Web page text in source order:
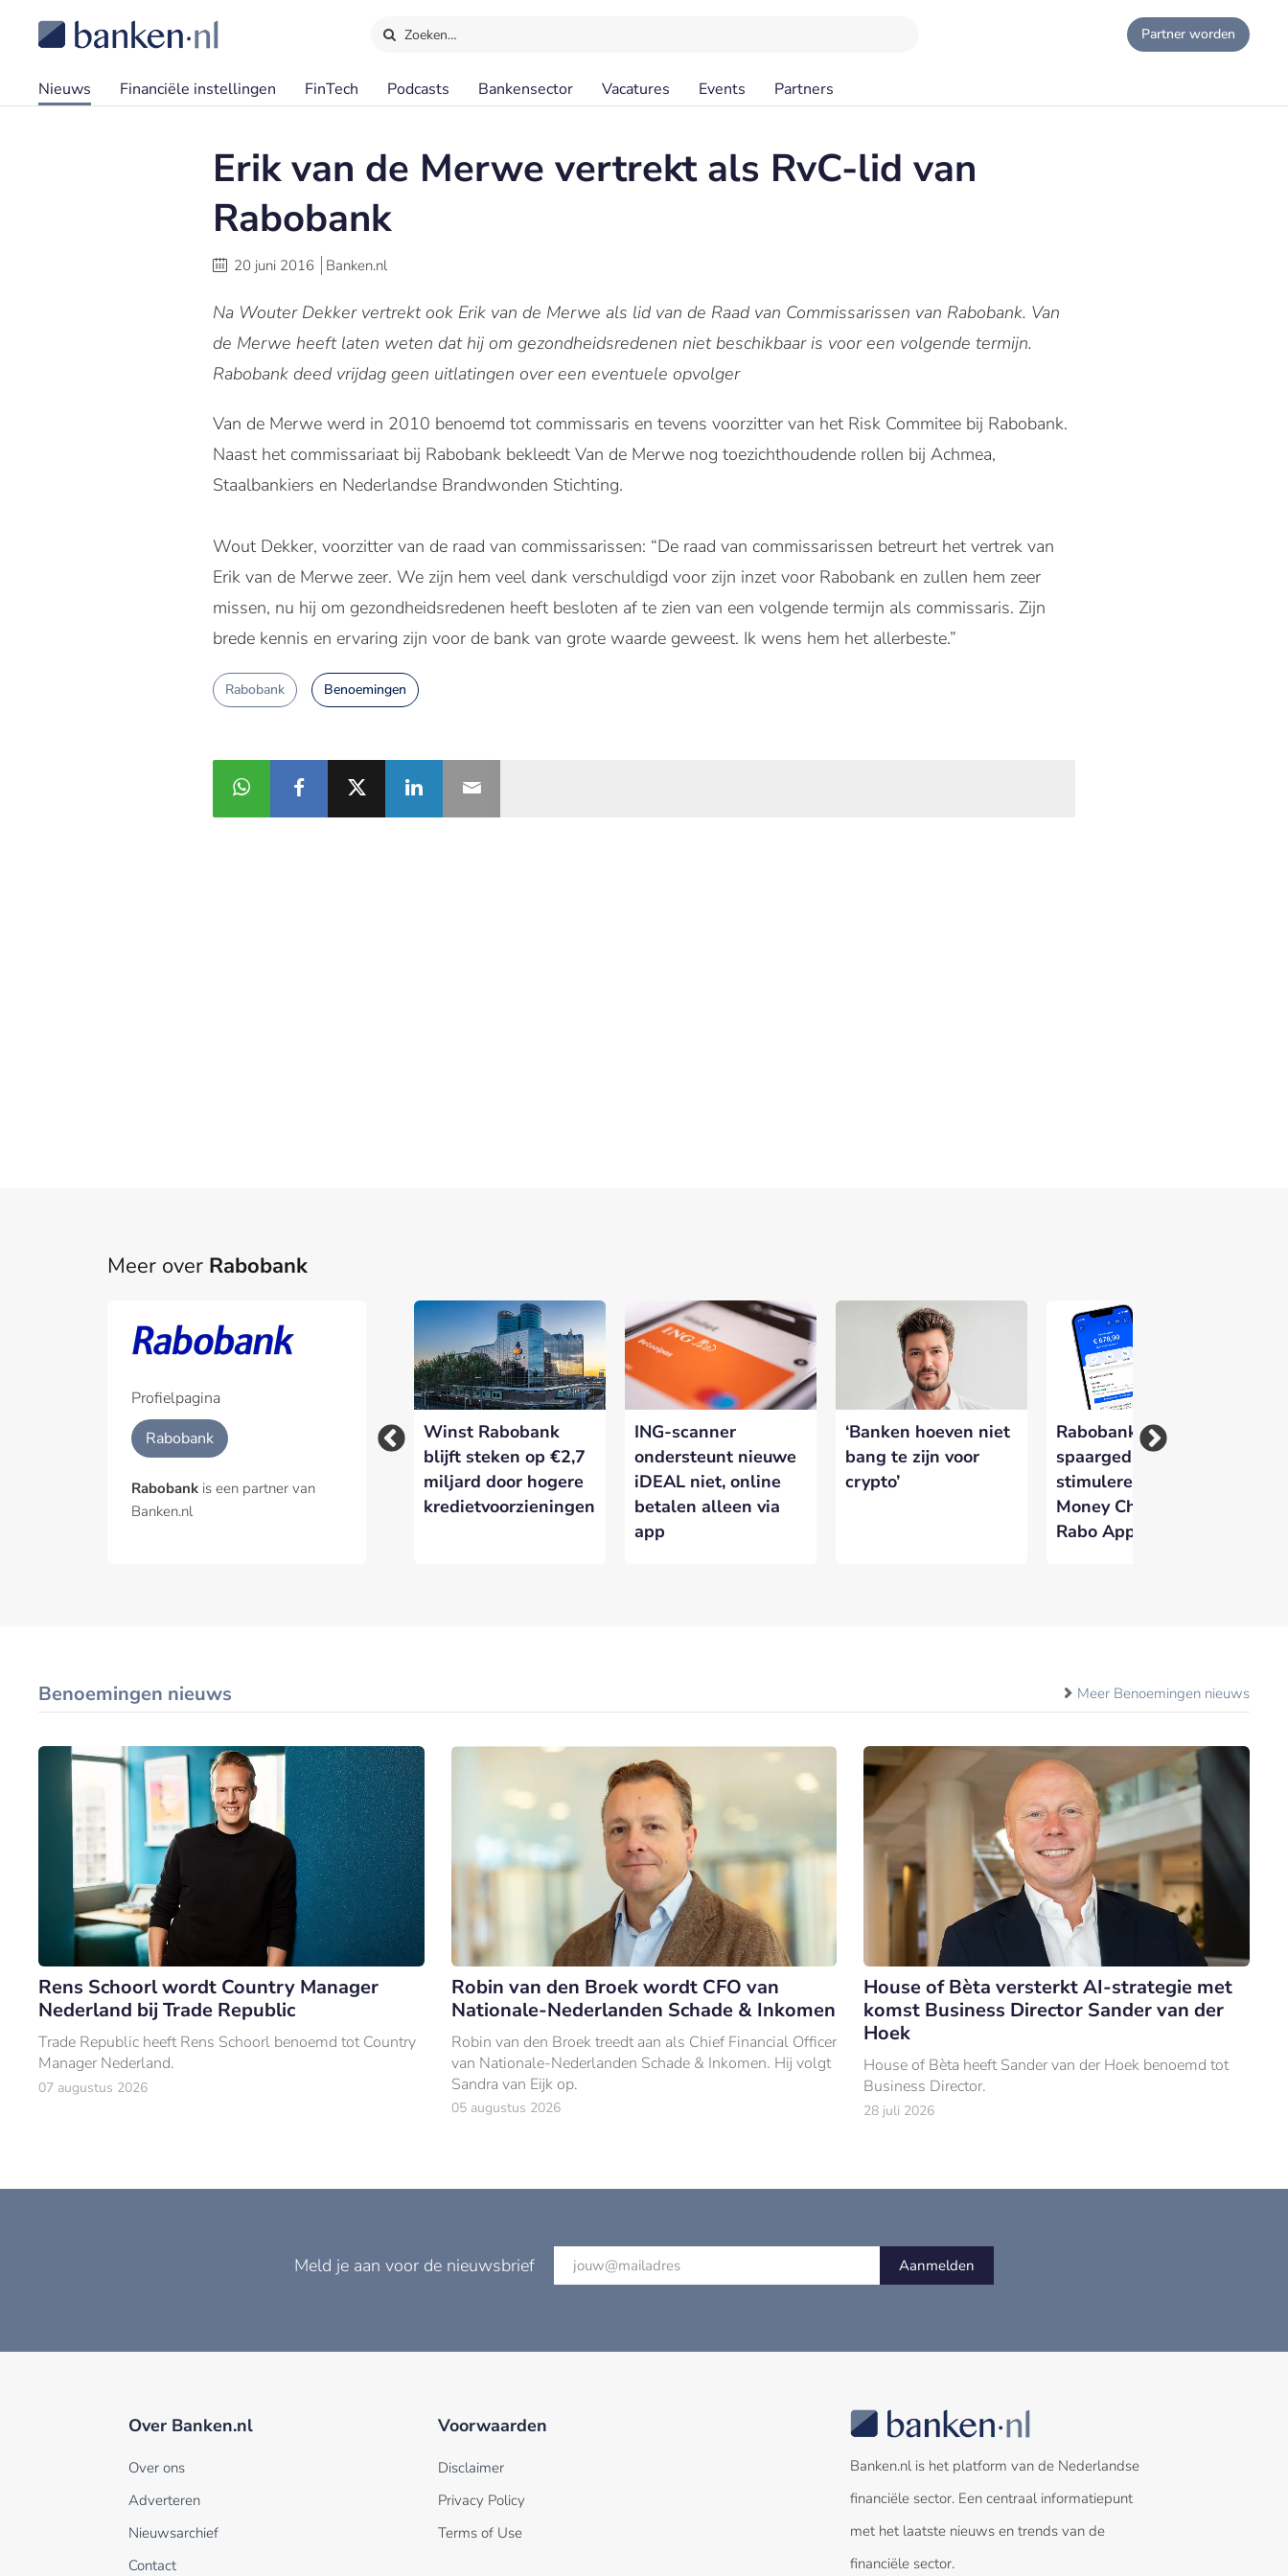
Zoeken… Partner worden
Nieuws Financiële instellingen FinTech Podcasts Bankensector Vacatures Events Partners
Erik van de Merwe vertrekt als RvC-lid van
Rabobank
20 juni 2016 Banken.nl
Na Wouter Dekker vertrekt ook Erik van de Merwe als lid van de Raad van Commissarissen van Rabobank. Van
de Merwe heeft laten weten dat hij om gezondheidsredenen niet beschikbaar is voor een volgende termijn.
Rabobank deed vrijdag geen uitlatingen over een eventuele opvolger
Van de Merwe werd in 2010 benoemd tot commissaris en tevens voorzitter van het Risk Commitee bij Rabobank.
Naast het commissariaat bij Rabobank bekleedt Van de Merwe nog toezichthoudende rollen bij Achmea,
Staalbankiers en Nederlandse Brandwonden Stichting.
Wout Dekker, voorzitter van de raad van commissarissen: “De raad van commissarissen betreurt het vertrek van
Erik van de Merwe zeer. We zijn hem veel dank verschuldigd voor zijn inzet voor Rabobank en zullen hem zeer
missen, nu hij om gezondheidsredenen heeft besloten af te zien van een volgende termijn als commissaris. Zijn
brede kennis en ervaring zijn voor de bank van grote waarde geweest. Ik wens hem het allerbeste.”
Rabobank Benoemingen
Meer over Rabobank
Profielpagina
Rabobank
Rabobank is een partner van
Banken.nl
voedselzekerheid
financieringsvraagstuk
Rabobank versnelt
inzet van AI-agents
met nieuwe Agentic
Winst Rabobank
blijft steken op €2,7
miljard door hogere
kredietvoorzieningen
ING-scanner
ondersteunt nieuwe
iDEAL niet, online
betalen alleen via
app
‘Banken hoeven niet
bang te zijn voor
crypto’
Rabobank wil
spaargedrag
stimuleren met
Money Challenges in
Rabo App
Benoemingen nieuws Meer Benoemingen nieuws
Rens Schoorl wordt Country Manager
Nederland bij Trade Republic
Trade Republic heeft Rens Schoorl benoemd tot Country
Manager Nederland.
07 augustus 2026
Robin van den Broek wordt CFO van
Nationale-Nederlanden Schade & Inkomen
Robin van den Broek treedt aan als Chief Financial Officer
van Nationale-Nederlanden Schade & Inkomen. Hij volgt
Sandra van Eijk op.
05 augustus 2026
House of Bèta versterkt AI-strategie met
komst Business Director Sander van der
Hoek
House of Bèta heeft Sander van der Hoek benoemd tot
Business Director.
28 juli 2026
Meld je aan voor de nieuwsbrief Aanmelden
Over Banken.nl
Over ons
Adverteren
Nieuwsarchief
Contact
Voorwaarden
Disclaimer
Privacy Policy
Terms of Use
Banken.nl is het platform van de Nederlandse
financiële sector. Een centraal informatiepunt
met het laatste nieuws en trends van de
financiële sector.